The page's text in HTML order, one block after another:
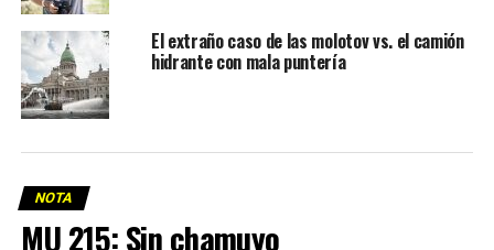
El extraño caso de las molotov vs. el camión
hidrante con mala puntería
NOTA
MU 215: Sin chamuyo